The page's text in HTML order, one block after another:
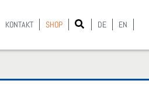
KON­TAKT SHOP DE EN